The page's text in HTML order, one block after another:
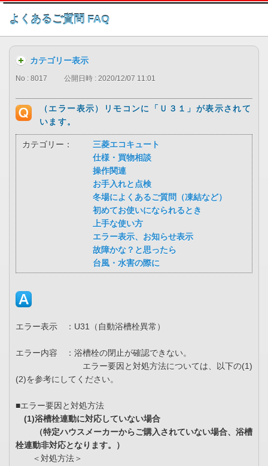
このページの本文へ
よくあるご質問 FAQ
カテゴリー表示
No : 8017 公開日時 : 2020/12/07 11:01
（エラー表示）リモコンに「Ｕ３１」が表示されて
います。
カテゴリー：
三菱エコキュート
仕様・買物相談
操作関連
お手入れと点検
冬場によくあるご質問（凍結など）
初めてお使いになられるとき
上手な使い方
エラー表示、お知らせ表示
故障かな？と思ったら
台風・水害の際に
エラー表示 ：U31（自動浴槽栓異常）
エラー内容 ：浴槽栓の閉止が確認できない。
エラー要因と対処方法については、以下の(1)
(2)を参考にしてください。
■エラー要因と対処方法
(1)浴槽栓連動に対応していない場合
（特定ハウスメーカーからご購入されていない場合、浴槽
栓連動非対応となります。）
＜対処方法＞